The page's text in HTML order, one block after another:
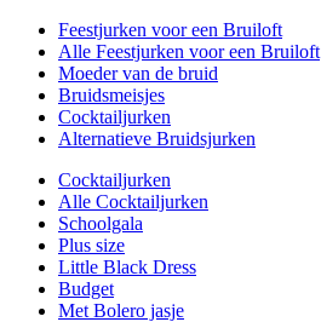
Feestjurken voor een Bruiloft
Alle Feestjurken voor een Bruiloft
Moeder van de bruid
Bruidsmeisjes
Cocktailjurken
Alternatieve Bruidsjurken
Cocktailjurken
Alle Cocktailjurken
Schoolgala
Plus size
Little Black Dress
Budget
Met Bolero jasje